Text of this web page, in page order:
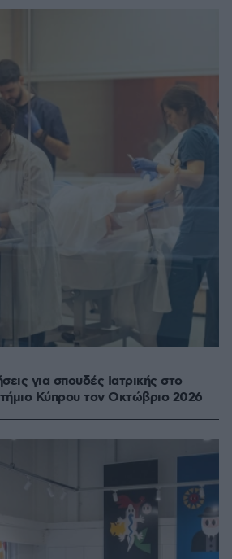
για σπουδές Ιατρικής στο
Κύπρου τον Οκτώβριο 2026